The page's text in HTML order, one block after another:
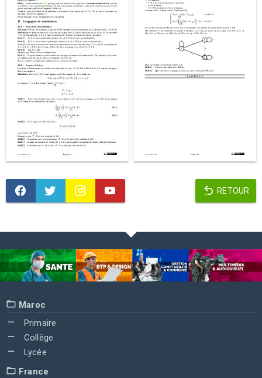
RETOUR
Maroc
Primaire
Collège
Lycée
France